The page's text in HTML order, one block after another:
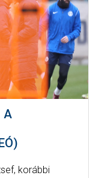
A
korábbi